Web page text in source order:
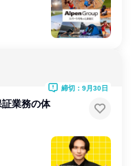
証業務の体
締切：9月30日